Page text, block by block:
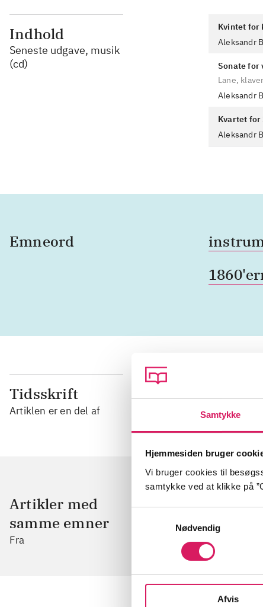
Samtykke
Hjemmesiden bruger
Vi bruger cookies til
samtykke ved at klikke på
Nødvendig
Afvis
Indhold
Seneste udgave, musik
(cd)
Kvintet for
Aleksandr
Sonate for
Lane,
Aleksandr
Kvartet for
Aleksandr
Emneord
Tidsskrift
Artiklen er en del af
Artikler med
samme emner
Fra